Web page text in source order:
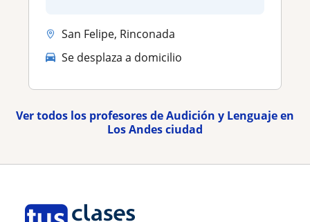
San Felipe, Rinconada
Se desplaza a domicilio
Ver todos los profesores de Audición y Lenguaje en
Los Andes ciudad